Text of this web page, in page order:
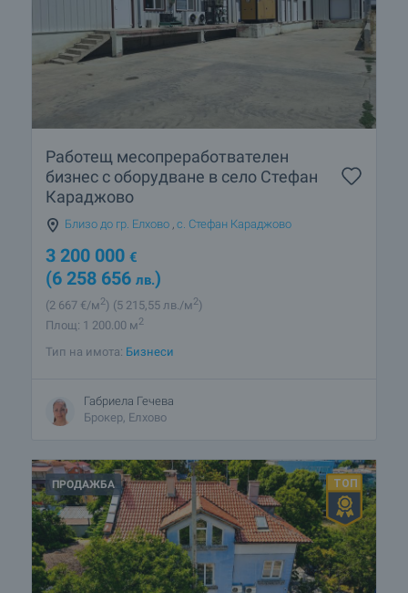
Работещ месопреработвателен
бизнес с оборудване в село Стефан
Караджово
Близо до гр. Елхово , с. Стефан Караджово
3 200 000 €
(6 258 656 лв.)
(2 667 €/м2) (5 215,55 лв./м2)
Площ: 1 200.00 м2
Тип на имота: Бизнеси
Габриела Гечева
Брокер, Елхово
ПРОДАЖБА